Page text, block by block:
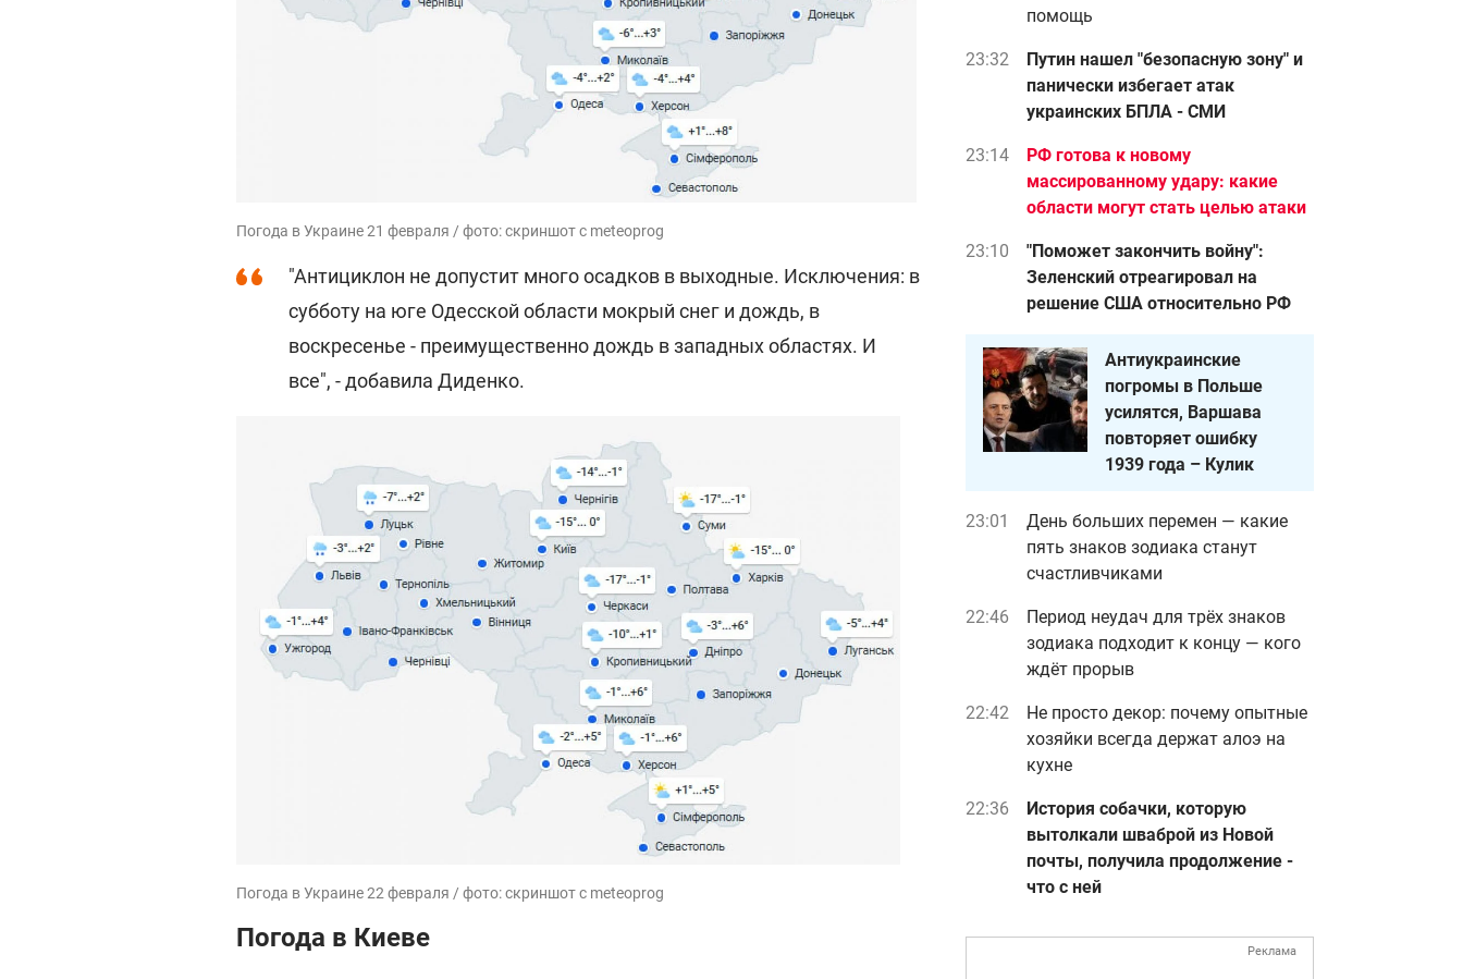
Погода в Украине 21 февраля / фото: скриншот с meteoprog
"Антициклон не допустит много осадков в выходные. Исключения: в
субботу на юге Одесской области мокрый снег и дождь, в
воскресенье - преимущественно дождь в западных областях. И
все", - добавила Диденко.
Погода в Украине 22 февраля / фото: скриншот с meteoprog
Погода в Киеве
помощь
23:32
Путин нашел "безопасную зону" и
панически избегает атак
украинских БПЛА - СМИ
23:14
РФ готова к новому
массированному удару: какие
области могут стать целью атаки
23:10
"Поможет закончить войну":
Зеленский отреагировал на
решение США относительно РФ
Антиукраинские
погромы в Польше
усилятся, Варшава
повторяет ошибку
1939 года – Кулик
23:01
День больших перемен — какие
пять знаков зодиака станут
счастливчиками
22:46
Период неудач для трёх знаков
зодиака подходит к концу — кого
ждёт прорыв
22:42
Не просто декор: почему опытные
хозяйки всегда держат алоэ на
кухне
22:36
История собачки, которую
вытолкали шваброй из Новой
почты, получила продолжение -
что с ней
Реклама